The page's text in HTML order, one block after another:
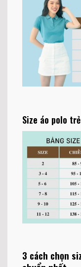
Size áo polo
3 cách chọn